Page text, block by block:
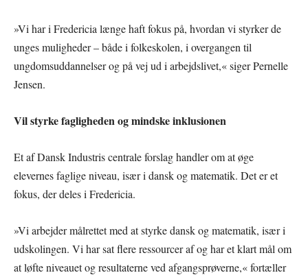
»Vi har i Fredericia længe haft fokus på, hvordan vi styrker de
unges muligheder – både i folkeskolen, i overgangen til
ungdomsuddannelser og på vej ud i arbejdslivet,« siger Pernelle
Jensen.
Vil styrke fagligheden og mindske inklusionen
Et af Dansk Industris centrale forslag handler om at øge
elevernes faglige niveau, især i dansk og matematik. Det er et
fokus, der deles i Fredericia.
»Vi arbejder målrettet med at styrke dansk og matematik, især i
udskolingen. Vi har sat flere ressourcer af og har et klart mål om
at løfte niveauet og resultaterne ved afgangsprøverne,« fortæller